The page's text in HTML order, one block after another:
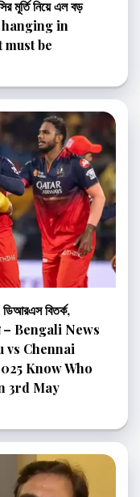
মূর্তি নিয়ে এল বড়
hanging in
be
বিতর্ক,
– Bengali News
vs Chennai
Know Who
3rd May